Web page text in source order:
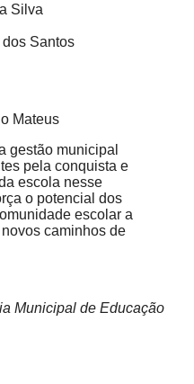
Silva
Santos
Mateus
gestão municipal
pela conquista e
escola nesse
o potencial dos
escolar a
caminhos de
Municipal de Educação